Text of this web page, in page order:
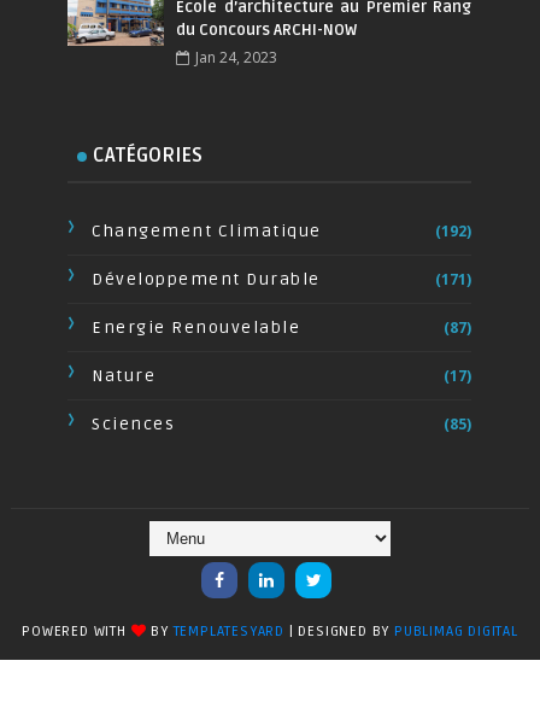
Ecole d’architecture au Premier Rang
du Concours ARCHI-NOW
Jan 24, 2023
CATÉGORIES
Changement Climatique (192)
Développement Durable (171)
Energie Renouvelable (87)
Nature (17)
Sciences (85)
POWERED WITH BYTEMPLATESYARD | DESIGNED BY PUBLIMAG DIGITAL